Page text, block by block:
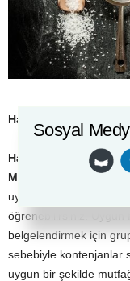
Hatay Aşçılık Kursları
Hatay Akademi
Mutfağı ve Dünya
uygun süsleme
öğrenebilirsiniz. Uygun
belgelendirmek için
sebebiyle kontenjanlar
uygun bir şekilde
Sosyal